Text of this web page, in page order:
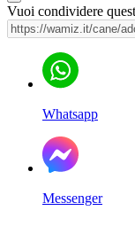
Vuoi condividere
Whatsapp
Messenger